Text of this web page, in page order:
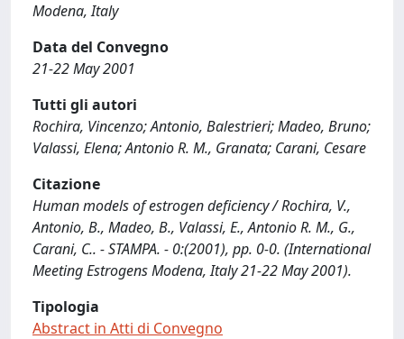
Modena, Italy
Data del Convegno
21-22 May 2001
Tutti gli autori
Rochira, Vincenzo; Antonio, Balestrieri; Madeo, Bruno;
Valassi, Elena; Antonio R. M., Granata; Carani, Cesare
Citazione
Human models of estrogen deficiency / Rochira, V.,
Antonio, B., Madeo, B., Valassi, E., Antonio R. M., G.,
Carani, C.. - STAMPA. - 0:(2001), pp. 0-0. (International
Meeting Estrogens Modena, Italy 21-22 May 2001).
Tipologia
Abstract in Atti di Convegno